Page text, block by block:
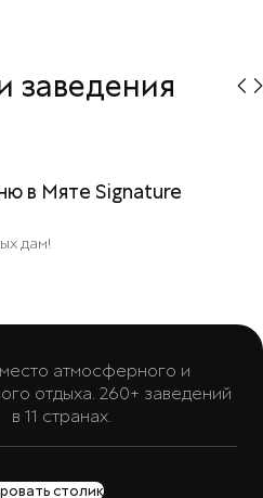
заведения
в Мяте Signature
дам!
атмосферного и
отдыха. 260+ заведений
в 11 странах.
столик